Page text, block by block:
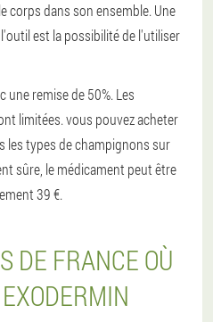
corps dans son ensemble. Une
est la possibilité de l'utiliser
une remise de 50%. Les
limitées. vous pouvez acheter
les types de champignons sur
sûre, le médicament peut être
39 €.
DE FRANCE OÙ